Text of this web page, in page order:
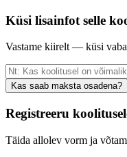
Küsi lisainfot selle
Vastame kiirelt — küsi
Kas saab maksta osadena?
Registreeru
Täida allolev vorm ja